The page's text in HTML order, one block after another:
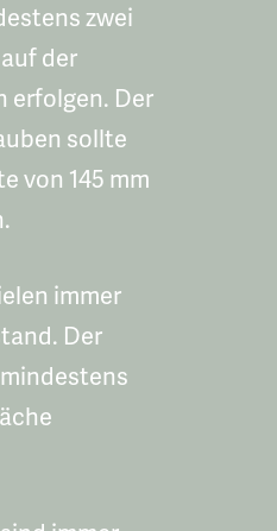
zwei
der
erfolgen. Der
sollte
von 145 mm
immer
Der